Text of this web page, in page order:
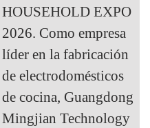
HOUSEHOLD EXPO
2026. Como empresa
líder en la fabricación
de electrodomésticos
de cocina, Guangdong
Mingjian Technology